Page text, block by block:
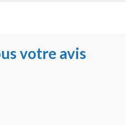
votre avis